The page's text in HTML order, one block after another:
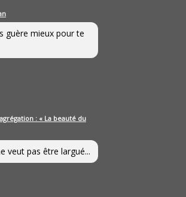
guère mieux pour te
: « La beauté du
veut pas être largué...